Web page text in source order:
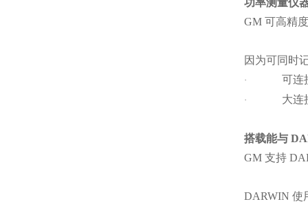
功率测量仪
GM 可高精
因为可同时
· 可连
· 大连
搭载能与
GM 支持
DARWIN 使